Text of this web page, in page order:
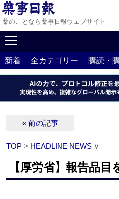
薬のことなら薬事日報ウェブサイト
新着 全カテゴリー 購読・
« 前の記事
TOP > HEADLINE NEWS ∨
【厚労省】報告品目